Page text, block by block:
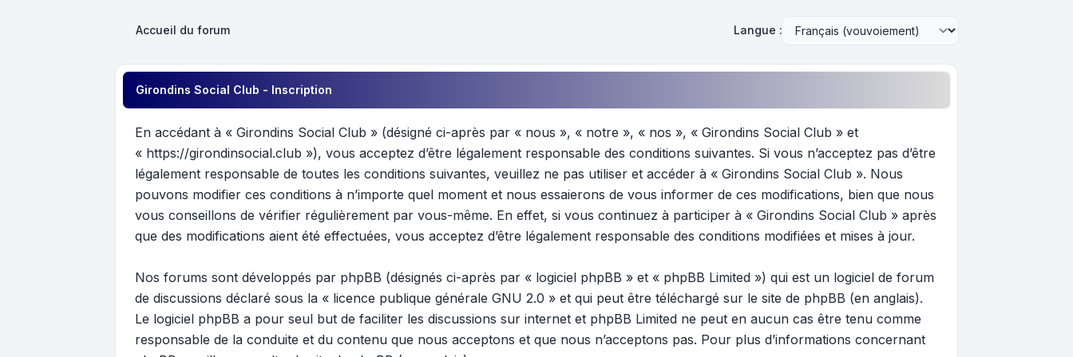
Accueil du forum Langue :
Girondins Social Club - Inscription
En accédant à « Girondins Social Club » (désigné ci-après par « nous », « notre », « nos », « Girondins Social Club » et
« https://girondinsocial.club »), vous acceptez d’être légalement responsable des conditions suivantes. Si vous n’acceptez pas d’être
légalement responsable de toutes les conditions suivantes, veuillez ne pas utiliser et accéder à « Girondins Social Club ». Nous
pouvons modifier ces conditions à n’importe quel moment et nous essaierons de vous informer de ces modifications, bien que nous
vous conseillons de vérifier régulièrement par vous-même. En effet, si vous continuez à participer à « Girondins Social Club » après
que des modifications aient été effectuées, vous acceptez d’être légalement responsable des conditions modifiées et mises à jour.
Nos forums sont développés par phpBB (désignés ci-après par « logiciel phpBB » et « phpBB Limited ») qui est un logiciel de forum
de discussions déclaré sous la « licence publique générale GNU 2.0 » et qui peut être téléchargé sur le site de phpBB (en anglais).
Le logiciel phpBB a pour seul but de faciliter les discussions sur internet et phpBB Limited ne peut en aucun cas être tenu comme
responsable de la conduite et du contenu que nous acceptons et que nous n’acceptons pas. Pour plus d’informations concernant